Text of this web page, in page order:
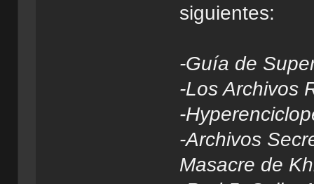
siguientes:
-Guía de
-Los Archivos
-
-Archivos
Masacre de